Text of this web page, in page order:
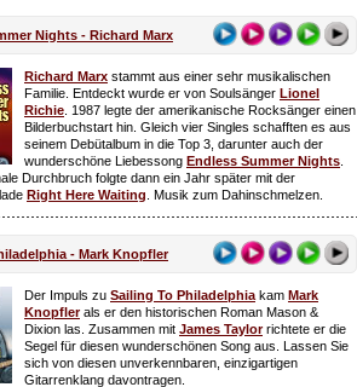
Nights - Richard Marx
Richard Marx stammt aus einer sehr musikalischen
Familie. Entdeckt wurde er von Soulsänger Lionel
Richie . 1987 legte der amerikanische Rocksänger einen
Bilderbuchstart hin. Gleich vier Singles schafften es aus
seinem Debütalbum in die Top 3, darunter auch der
wunderschöne Liebessong Endless Summer Nights
Durchbruch folgte dann ein Jahr später mit der
Right Here Waiting . Musik zum Dahinschmelzen.
- Mark Knopfler
Der Impuls zu Sailing To Philadelphia kam Mark
Knopfler als er den historischen Roman Mason &
Dixion las. Zusammen mit James Taylorrichtete er die
Segel für diesen wunderschönen Song aus. Lassen Sie
sich von diesen unverkennbaren, einzigartigen
Gitarrenklang davontragen.